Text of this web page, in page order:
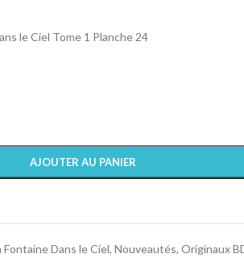
le Ciel Tome 1 Planche 24
AJOUTER AU PANIER
Fontaine Dans le Ciel, Nouveautés, Originaux